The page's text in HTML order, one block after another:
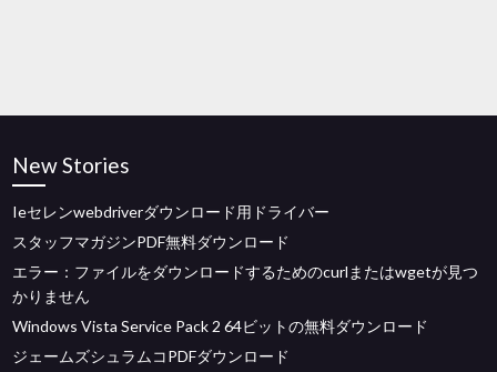
New Stories
Ieセレンwebdriverダウンロード用ドライバー
スタッフマガジンPDF無料ダウンロード
エラー：ファイルをダウンロードするためのcurlまたはwgetが見つ
かりません
Windows Vista Service Pack 2 64ビットの無料ダウンロード
ジェームズシュラムコPDFダウンロード